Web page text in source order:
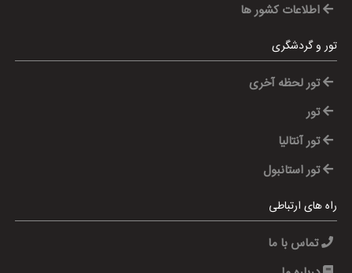
اطلاعات کشور ها
تور و گردشگری
تور لحظه آخری
تور
تور آنتالیا
تور استانبول
راه های ارتباطی
تماس با ما